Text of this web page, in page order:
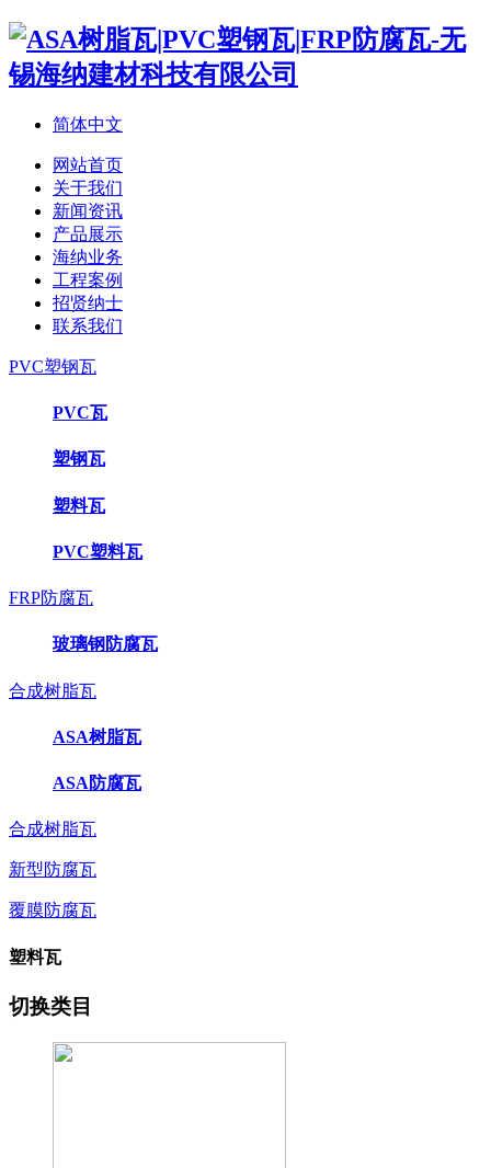
简体中文
网站首页
关于我们
新闻资讯
产品展示
海纳业务
工程案例
招贤纳士
联系我们
PVC塑钢瓦
PVC瓦
塑钢瓦
塑料瓦
PVC塑料瓦
FRP防腐瓦
玻璃钢防腐瓦
合成树脂瓦
ASA树脂瓦
ASA防腐瓦
合成树脂瓦
新型防腐瓦
覆膜防腐瓦
塑料瓦
切换类目